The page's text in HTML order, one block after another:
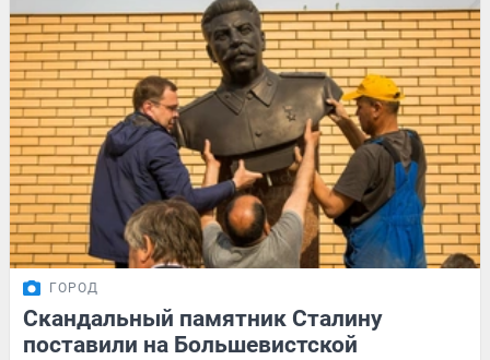
ГОРОД
Скандальный памятник Сталину
поставили на Большевистской